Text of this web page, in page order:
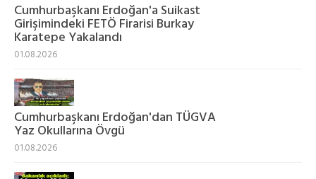
Cumhurbaşkanı Erdoğan'a Suikast
Girişimindeki FETÖ Firarisi Burkay
Karatepe Yakalandı
01.08.2026
Cumhurbaşkanı Erdoğan'dan TÜGVA
Yaz Okullarına Övgü
01.08.2026